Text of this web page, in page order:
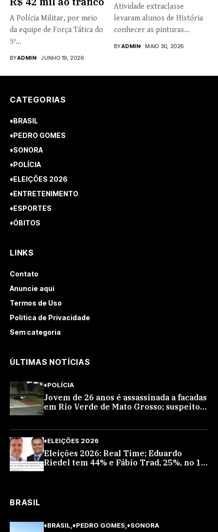
A Polícia Militar, por meio
da equipe de Força Tática do
5º...
BYADMIN JUNHO 19, 2026
Atividade extraclasse
levaram alunos de História
conhecer as pinturas
BYADMIN MAIO 30, 2026
CATEGORIAS
♦BRASIL
♦PEDRO GOMES
♦SONORA
♦POLÍCIA
♦ELEIÇÕES 2026
♦ENTRETENIMENTO
♦ESPORTES
♦ÓBITOS
LINKS
Contato
Anuncie aqui
Termos de Uso
Política de Privacidade
Sem categoria
ÙLTIMAS NOTÍCIAS
♦POLÍCIA
Jovem de 26 anos é assassinada a facadas
em Rio Verde de Mato Grosso; suspeito é
♦ELEIÇÕES 2026
Eleições 2026: Real Time; Eduardo
Riedel tem 44% e Fábio Trad, 25%, no 1º
BRASIL
♦BRASIL ♦PEDRO GOMES ♦SONORA